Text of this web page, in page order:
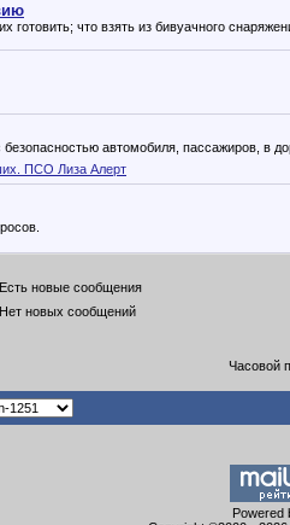
готовить; что взять из бивуачного
автомобиля, пассажиров, в
ПСО Лиза Алерт
Есть новые сообщения
Нет новых сообщений
Часовой
Powered